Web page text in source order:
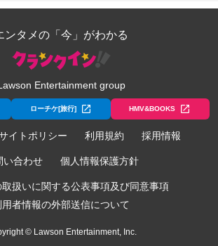
ンタメの「今」がわかる
Entertainment group
ローチケ[旅行] HMV&BOOKS
イトポリシー 利用規約 採用情報
い合わせ 個人情報保護方針
扱いに関する公表事項及び同意事項
用者情報の外部送信について
© Lawson Entertainment, Inc.